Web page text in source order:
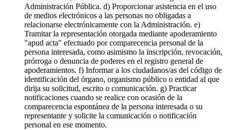
Administración Pública. d) Proporcionar asistencia en el uso
de medios electrónicos a las personas no obligadas a
relacionarse electrónicamente con la Administración. e)
Tramitar la representación otorgada mediante apoderamiento
"apud acta" efectuado por comparecencia personal de la
persona interesada, como asimismo la inscripción, revocación,
prórroga o denuncia de poderes en el registro general de
apoderamientos. f) Informar a los ciudadanos/as del código de
identificación del órgano, organismo público o entidad al que
dirija su solicitud, escrito o comunicación. g) Practicar
notificaciones cuando se realice con ocasión de la
comparecencia espontánea de la persona interesada o su
representante y solicite la comunicación o notificación
personal en ese momento.